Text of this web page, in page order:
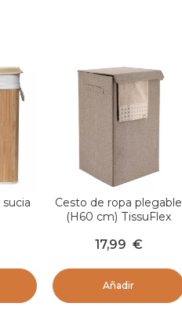
Cesto de ropa plegable
(H60 cm) TissuFlex
17,99 €
Añadir